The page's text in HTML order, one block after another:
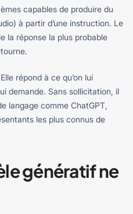
capables de produire du
à partir d’une instruction. Le
la réponse la plus probable
répond à ce qu’on lui
demande. Sans sollicitation, il
langage comme ChatGPT,
les plus connus de
génératif ne